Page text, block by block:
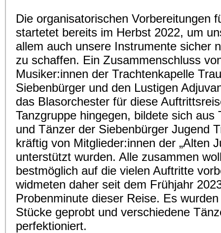
Die organisatorischen Vorbereitungen
startetet bereits im Herbst 2022, um
allem auch unsere Instrumente sicher
zu schaffen. Ein Zusammenschluss
Musiker:innen der Trachtenkapelle
Siebenbürger und den Lustigen
das Blasorchester für diese
Tanzgruppe hingegen, bildete sich aus
und Tänzer der Siebenbürger Jugend
kräftig von Mitglieder:innen der „Alten
unterstützt wurden. Alle zusammen
bestmöglich auf die vielen Auftritte
widmeten daher seit dem Frühjahr
Probenminute dieser Reise. Es
Stücke geprobt und verschiedene
perfektioniert.